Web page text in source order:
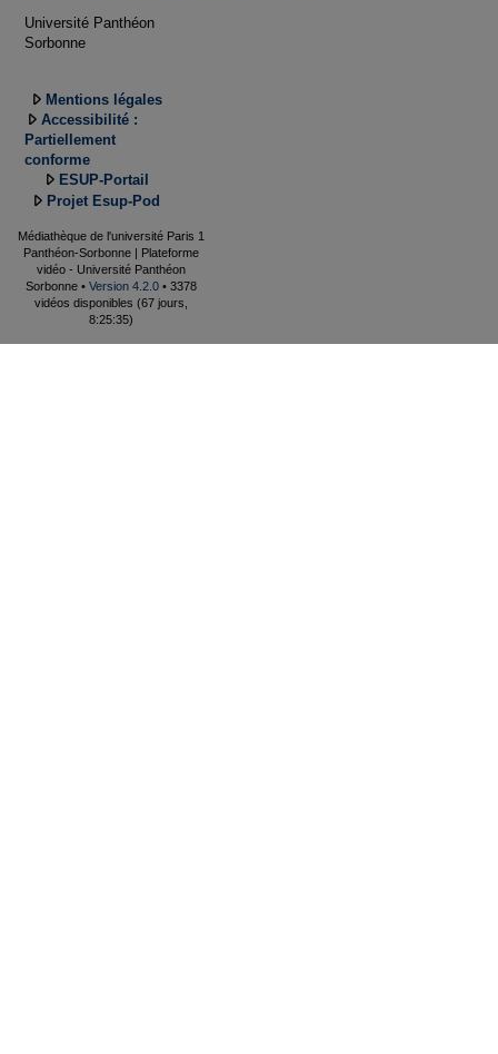
Université Panthéon
Sorbonne
Mentions légales
Accessibilité :
Partiellement
conforme
ESUP-Portail
Projet Esup-Pod
Médiathèque de l'université Paris 1
Panthéon-Sorbonne | Plateforme
vidéo - Université Panthéon
Sorbonne • Version 4.2.0 • 3378
vidéos disponibles (67 jours,
8:25:35)